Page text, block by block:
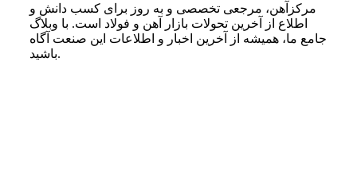
مرکزآهن، مرجعی تخصصی و به روز برای کسب دانش و
اطلاع از آخرین تحولات بازار آهن و فولاد است. با وبلاگ
جامع ما، همیشه از آخرین اخبار و اطلاعات این صنعت آگاه
باشید.